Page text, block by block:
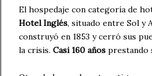
El hospedaje con categoría de
Hotel Inglés, situado entre Sol y
construyó en 1853 y cerró sus
la crisis. Casi 160 años prestando